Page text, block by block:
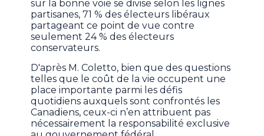
sur la bonne voie se divise selon les lignes
partisanes, 71 % des électeurs libéraux
partageant ce point de vue contre
seulement 24 % des électeurs
conservateurs.
D'après M. Coletto, bien que des questions
telles que le coût de la vie occupent une
place importante parmi les défis
quotidiens auxquels sont confrontés les
Canadiens, ceux-ci n’en attribuent pas
nécessairement la responsabilité exclusive